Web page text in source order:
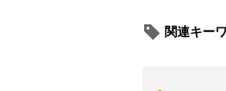
関連キー